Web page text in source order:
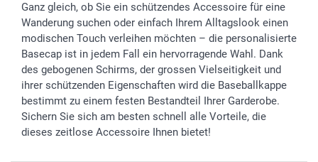
Ganz gleich, ob Sie ein schützendes Accessoire für eine
Wanderung suchen oder einfach Ihrem Alltagslook einen
modischen Touch verleihen möchten – die personalisierte
Basecap ist in jedem Fall ein hervorragende Wahl. Dank
des gebogenen Schirms, der grossen Vielseitigkeit und
ihrer schützenden Eigenschaften wird die Baseballkappe
bestimmt zu einem festen Bestandteil Ihrer Garderobe.
Sichern Sie sich am besten schnell alle Vorteile, die
dieses zeitlose Accessoire Ihnen bietet!